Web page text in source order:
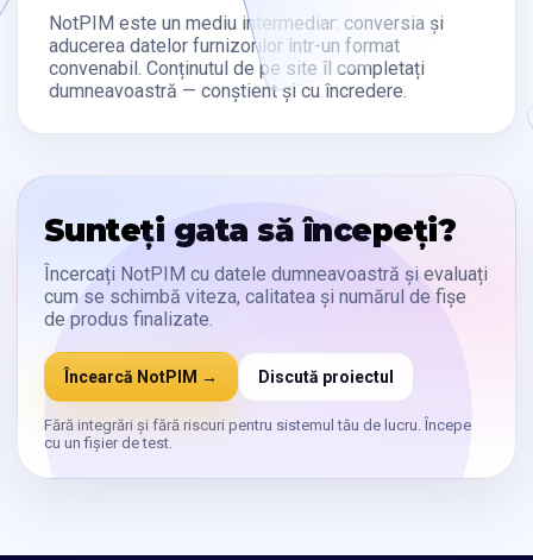
NotPIM este un mediu intermediar: conversia și
aducerea datelor furnizorilor într-un format
convenabil. Conținutul de pe site îl completați
dumneavoastră — conștient și cu încredere.
Sunteți gata să începeți?
Încercați NotPIM cu datele dumneavoastră și evaluați
cum se schimbă viteza, calitatea și numărul de fișe
de produs finalizate.
Încearcă NotPIM → Discută proiectul
Fără integrări și fără riscuri pentru sistemul tău de lucru. Începe
cu un fișier de test.